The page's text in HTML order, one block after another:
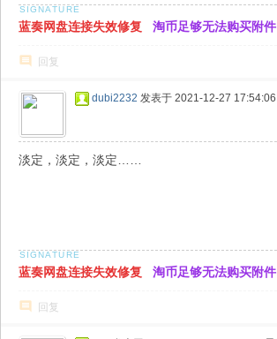
蓝奏网盘连接失效修复 淘币足够无法购买附件
回复
dubi2232 发表于 2021-12-27 17:54:06
淡定，淡定，淡定……
蓝奏网盘连接失效修复 淘币足够无法购买附件
回复